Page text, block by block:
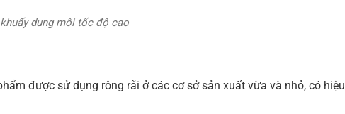
dung môi tốc độ cao
được sử dụng rông rãi ở các cơ sở sản xuất vừa và nhỏ, có hiệu